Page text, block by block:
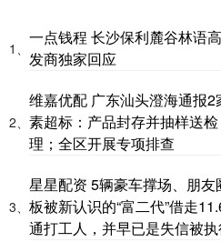
1、
一点钱程 长沙保利麓谷林语
发商独家回应
2、
维嘉优配 广东汕头澄海通报
素超标：产品封存并抽样送
理；全区开展专项排查
3、
星星配资 5辆豪车撑场、朋
板被新认识的“富二代”借走
通打工人，并早已是失信被执